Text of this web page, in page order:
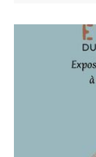
Pour la
l'exposition
Pays de l'eau"